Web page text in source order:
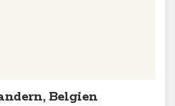
Belgien